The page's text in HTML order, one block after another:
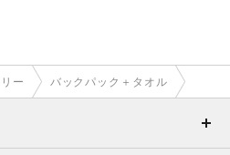
ー バックパック＋タオル